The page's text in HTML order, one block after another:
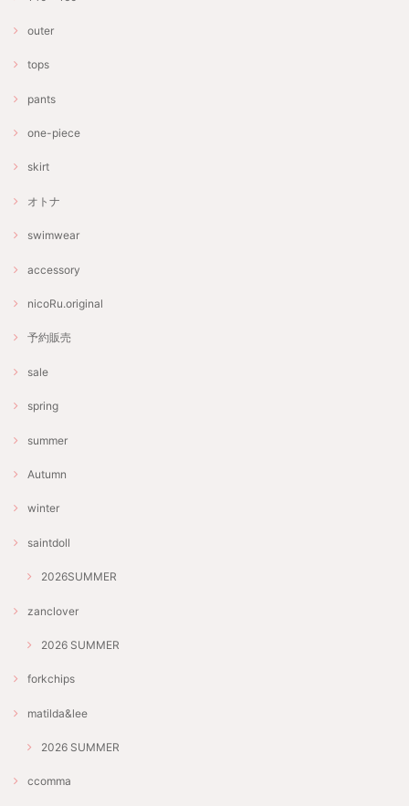
outer
tops
pants
one-piece
skirt
オトナ
swimwear
accessory
nicoRu.original
予約販売
sale
spring
summer
Autumn
winter
saintdoll
2026SUMMER
zanclover
2026 SUMMER
forkchips
matilda&lee
2026 SUMMER
ccomma